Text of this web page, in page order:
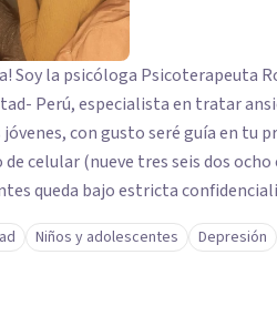
Soy la psicóloga Psicoterapeuta
Perú, especialista en tratar
con gusto seré guía en tu
celular (nueve tres seis dos
queda bajo estricta
Niños y adolescentes Depresión